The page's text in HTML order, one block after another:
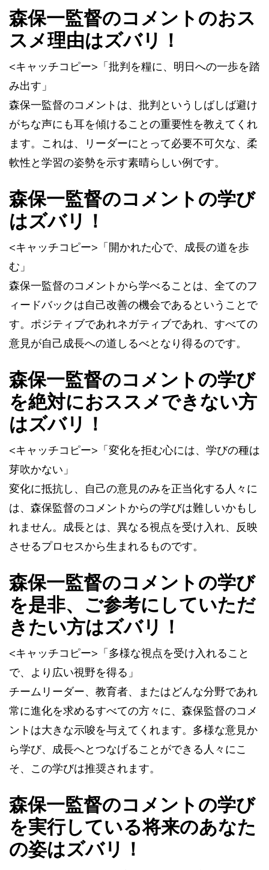
森保一監督のコメントのおス
スメ理由はズバリ！
<キャッチコピー>「批判を糧に、明日への一歩を踏
み出す」
森保一監督のコメントは、批判というしばしば避け
がちな声にも耳を傾けることの重要性を教えてくれ
ます。これは、リーダーにとって必要不可欠な、柔
軟性と学習の姿勢を示す素晴らしい例です。
森保一監督のコメントの学び
はズバリ！
<キャッチコピー>「開かれた心で、成長の道を歩
む」
森保一監督のコメントから学べることは、全てのフ
ィードバックは自己改善の機会であるということで
す。ポジティブであれネガティブであれ、すべての
意見が自己成長への道しるべとなり得るのです。
森保一監督のコメントの学び
を絶対におススメできない方
はズバリ！
<キャッチコピー>「変化を拒む心には、学びの種は
芽吹かない」
変化に抵抗し、自己の意見のみを正当化する人々に
は、森保監督のコメントからの学びは難しいかもし
れません。成長とは、異なる視点を受け入れ、反映
させるプロセスから生まれるものです。
森保一監督のコメントの学び
を是非、ご参考にしていただ
きたい方はズバリ！
<キャッチコピー>「多様な視点を受け入れること
で、より広い視野を得る」
チームリーダー、教育者、またはどんな分野であれ
常に進化を求めるすべての方々に、森保監督のコメ
ントは大きな示唆を与えてくれます。多様な意見か
ら学び、成長へとつなげることができる人々にこ
そ、この学びは推奨されます。
森保一監督のコメントの学び
を実行している将来のあなた
の姿はズバリ！